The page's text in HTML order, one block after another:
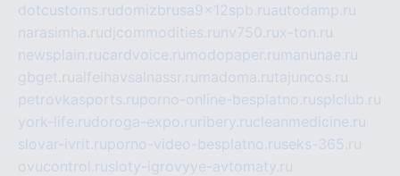
dotcustoms.rudomizbrusa9x12spb.ruautodamp.ru
narasimha.rudjcommodities.ru nv750.rux-ton.ru
newsplain.rucardvoice.ru modopaper.ru manunae.ru
gbget.rualfeihavsalnassr.ru madoma.rutajuncos.ru
petrovkasports.ruporno-online-besplatno.rusplclub.ru
york-life.rudoroga-expo.ru ribery.rucleanmedicine.ru
slovar-ivrit.ruporno-video-besplatno.ruseks-365.ru
ovucontrol.rusloty-igrovyye-avtomaty.ru